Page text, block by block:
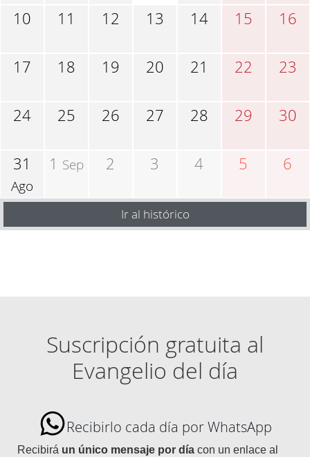
10 11 12 13 14 15 16
17 18 19 20 21 22 23
24 25 26 27 28 29 30
31
Ago
1 Sep 2 3 4 5 6
Ir al histórico
Suscripción gratuita al
Evangelio del día
Recibirlo cada día por WhatsApp
Recibirá un único mensaje por día con un enlace al